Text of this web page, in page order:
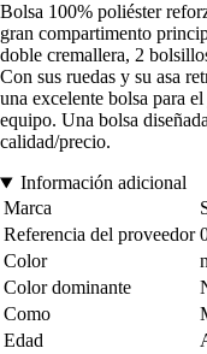
Bolsa 100% poliéster
gran compartimento
doble cremallera, 2
Con sus ruedas y su asa
una excelente bolsa para
equipo. Una bolsa
calidad/precio.
Información adicional
Marca
Referencia del proveedor
Color
Color dominante
Como
Edad